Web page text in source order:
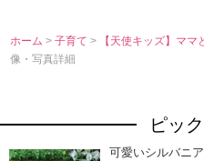
ホーム >子育て> 【天使キッズ】マ
像・写真詳細
ピッ
可愛いシルバニ